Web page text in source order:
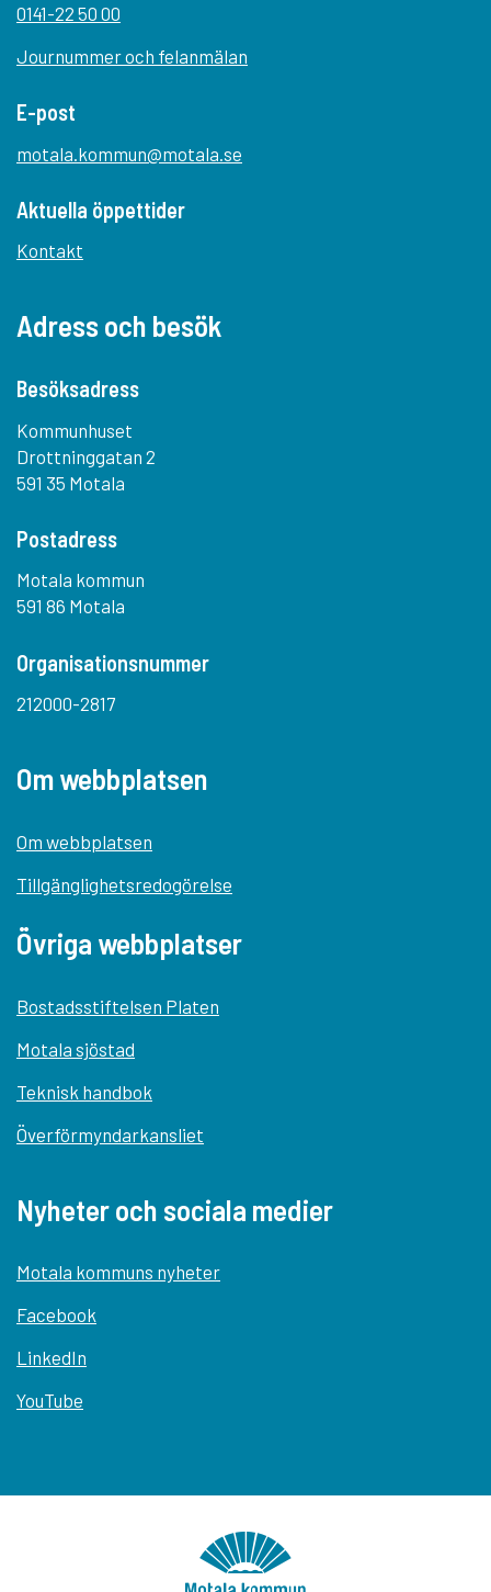
0141-22 50 00
Journummer och felanmälan
E-post
motala.kommun@motala.se
Aktuella öppettider
Kontakt
Adress och besök
Besöksadress
Kommunhuset
Drottninggatan 2
591 35 Motala
Postadress
Motala kommun
591 86 Motala
Organisationsnummer
212000-2817
Om webbplatsen
Om webbplatsen
Tillgänglighetsredogörelse
Övriga webbplatser
Bostadsstiftelsen Platen
Motala sjöstad
Teknisk handbok
Överförmyndarkansliet
Nyheter och sociala medier
Motala kommuns nyheter
Facebook
LinkedIn
YouTube